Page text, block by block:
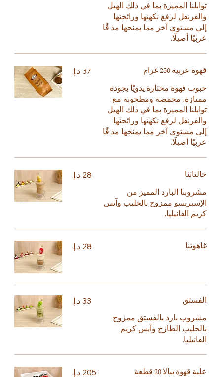
توابلنا المميزة بما في ذلك الهيل
والقرنفل لرفع نكهتها ورائحتها
إلى مستوى آخر مما يمنحها مذاقًا
عربيًا أصيلًا.
قهوة عربية 250 غرام
حبوب قهوة مختارة يدويًا بجودة
ممتازة، محمصة ومطحونة مع
توابلنا المميزة بما في ذلك الهيل
والقرنفل لرفع نكهتها ورائحتها
إلى مستوى آخر مما يمنحها مذاقًا
عربيًا أصيلًا.
خالتاتنا
مشروبنا البارد المميز من
الإسبريسو ممزوج بالحليب وآيس
كريم الفانيليا.
غاهوتنا
الفستق
مشروب بارد بالفستق ممزوج
بالحليب الطازج وآيس كريم
الفانيليا.
علبة قهوة يبالا 20 قطعة